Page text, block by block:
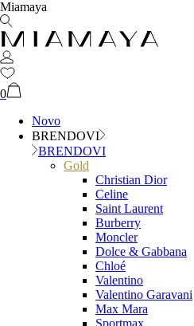
Miamaya
0
Novo
BRENDOVI
BRENDOVI
Gold
Christian Dior
Celine
Saint Laurent
Burberry
Moncler
Dolce & Gabbana
Chloé
Valentino
Valentino Garavani
Max Mara
Sportmax